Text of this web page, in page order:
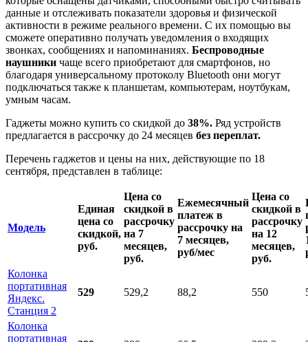
данные и отслеживать показатели здоровья и физической
активности в режиме реального времени. С их помощью вы
сможете оперативно получать уведомления о входящих
звонках, сообщениях и напоминаниях. Беспроводные
наушники чаще всего приобретают для смартфонов, но
благодаря универсальному протоколу Bluetooth они могут
подключаться также к планшетам, компьютерам, ноутбукам,
умным часам.
Гаджеты можно купить со скидкой до 38%. Ряд устройств
предлагается в рассрочку до 24 месяцев без переплат.
Перечень гаджетов и цены на них, действующие по 18
сентября, представлен в таблице:
Модель
Единая
цена со
скидкой,
руб.
Цена со
скидкой в
рассрочку
на 7
месяцев,
руб.
Ежемесячный
платеж в
рассрочку на
7 месяцев,
руб/мес
Цена со
скидкой в
рассрочку
на 12
месяцев,
руб.
Колонка
портативная
Яндекс.
Станция 2
529 529,2 88,2 550
Колонка
портативная